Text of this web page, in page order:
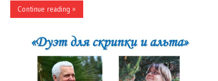
Continue reading »